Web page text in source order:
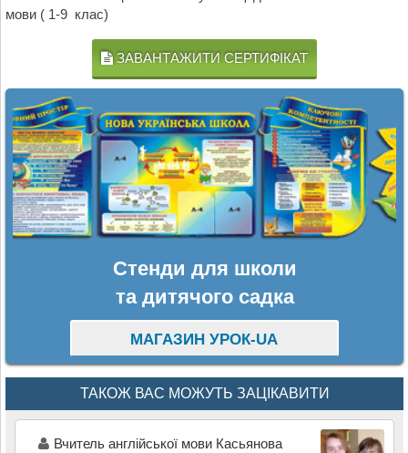
мови ( 1-9 клас)
ЗАВАНТАЖИТИ СЕРТИФІКАТ
Стенди для школи
та дитячого садка
МАГАЗИН УРОК-UA
ТАКОЖ ВАС МОЖУТЬ ЗАЦІКАВИТИ
Вчитель англійської мови Касьянова